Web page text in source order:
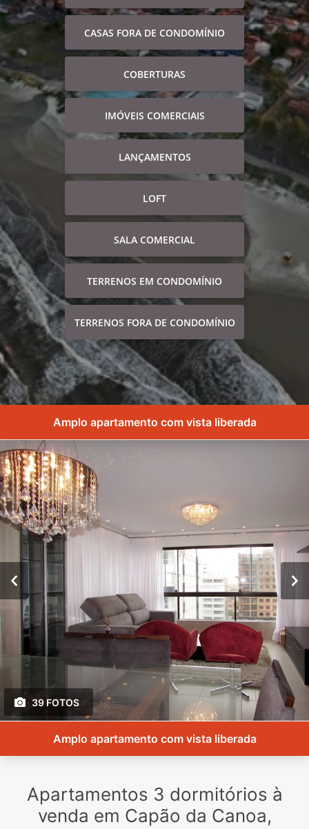
CASAS FORA DE CONDOMÍNIO
COBERTURAS
IMÓVEIS COMERCIAIS
LANÇAMENTOS
LOFT
SALA COMERCIAL
TERRENOS EM CONDOMÍNIO
TERRENOS FORA DE CONDOMÍNIO
Amplo apartamento com vista liberada
39 FOTOS
Amplo apartamento com vista liberada
Apartamentos 3 dormitórios à
venda em Capão da Canoa,